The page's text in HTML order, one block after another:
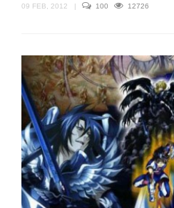
09 FEB, 2012 | 100 12726